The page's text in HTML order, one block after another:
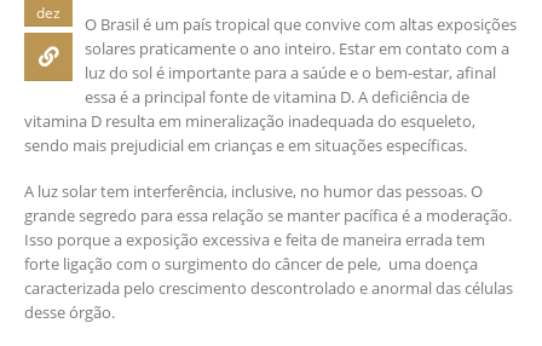
dez
O Brasil é um país tropical que convive com altas exposições
solares praticamente o ano inteiro. Estar em contato com a
luz do sol é importante para a saúde e o bem-estar, afinal
essa é a principal fonte de vitamina D. A deficiência de
vitamina D resulta em mineralização inadequada do esqueleto,
sendo mais prejudicial em crianças e em situações específicas.
A luz solar tem interferência, inclusive, no humor das pessoas. O
grande segredo para essa relação se manter pacífica é a moderação.
Isso porque a exposição excessiva e feita de maneira errada tem
forte ligação com o surgimento do câncer de pele, uma doença
caracterizada pelo crescimento descontrolado e anormal das células
desse órgão.